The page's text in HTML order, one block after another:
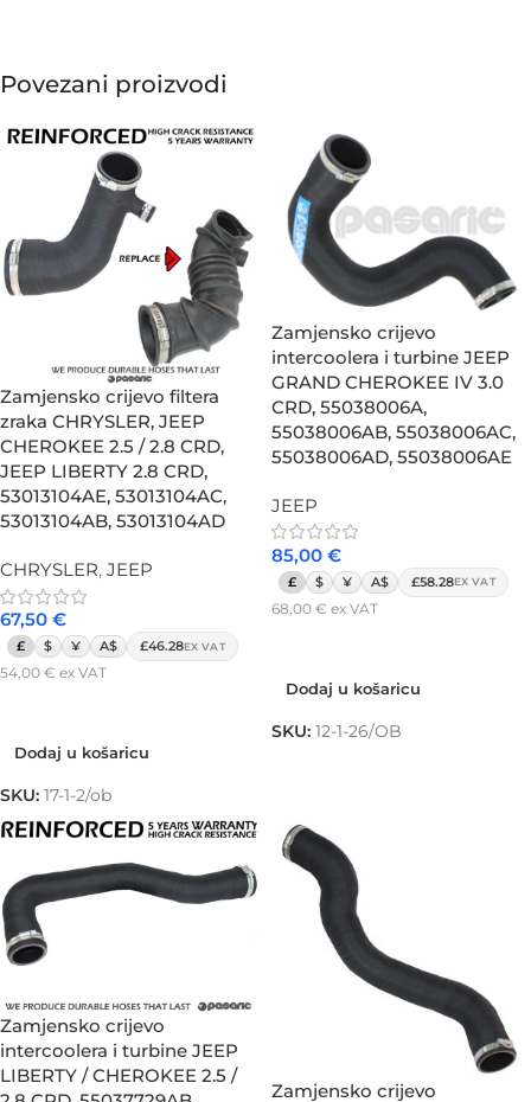
Povezani proizvodi
Zamjensko crijevo filtera
zraka CHRYSLER, JEEP
CHEROKEE 2.5 / 2.8 CRD,
JEEP LIBERTY 2.8 CRD,
53013104AE, 53013104AC,
53013104AB, 53013104AD
CHRYSLER, JEEP
67,50 €
£ $ ¥ A$ £46.28EX VAT
54,00 € ex VAT
Dodaj u košaricu
SKU: 17-1-2/ob
Zamjensko crijevo
intercoolera i turbine JEEP
GRAND CHEROKEE IV 3.0
CRD, 55038006A,
55038006AB, 55038006AC,
55038006AD, 55038006AE
JEEP
85,00 €
£ $ ¥ A$ £58.28EX VAT
68,00 € ex VAT
Dodaj u košaricu
SKU: 12-1-26/OB
Zamjensko crijevo
intercoolera i turbine JEEP
LIBERTY / CHEROKEE 2.5 /
Zamjensko crijevo